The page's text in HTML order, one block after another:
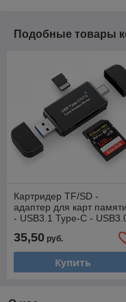
Подобные товары
Картридер TF/SD -
адаптер для карт памяти
- USB3.1 Type-C -
35,50 руб.
Купить